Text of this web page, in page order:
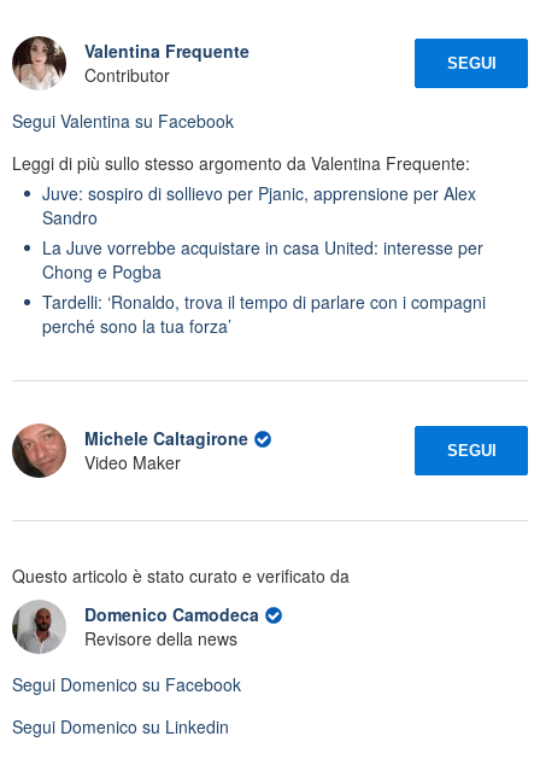
Valentina Frequente
Contributor
SEGUI
Segui Valentina su Facebook
Leggi di più sullo stesso argomento da Valentina Frequente:
Juve: sospiro di sollievo per Pjanic, apprensione per Alex
Sandro
La Juve vorrebbe acquistare in casa United: interesse per
Chong e Pogba
Tardelli: ‘Ronaldo, trova il tempo di parlare con i compagni
perché sono la tua forza’
Michele Caltagirone
Video Maker
SEGUI
Questo articolo è stato curato e verificato da
Domenico Camodeca
Revisore della news
Segui Domenico su Facebook
Segui Domenico su Linkedin